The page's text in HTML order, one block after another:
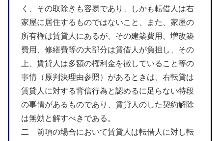
く、その取除きも容易であり、しかも転借人は右
家屋に居住するものではないこと、また、家屋の
所有権は賃貸人にあるが、その建築費用、増改築
費用、修繕費等の大部分は賃借人が負担し、その
上、賃貸人は多額の権利金を徴していること等の
事情（原判決理由参照）があるときは、右転貸は
賃貸人に対する背信行為と認めるに足らない特段
の事情があるものであり、賃貸人のした契約解除
は無効と解すべきである。
二 前項の場合において賃貸人は転借人に対し転